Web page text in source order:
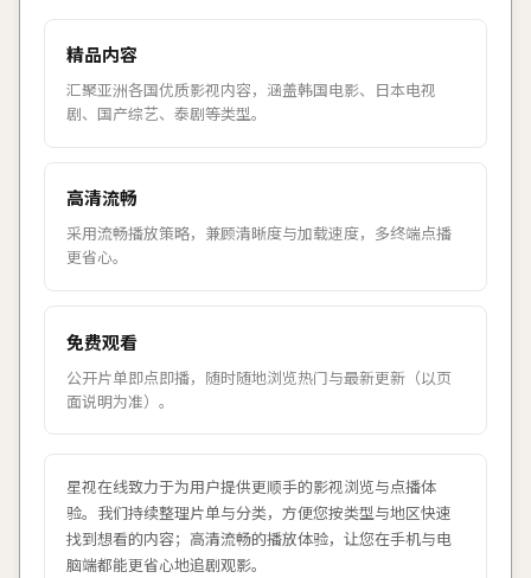
精品内容
汇聚亚洲各国优质影视内容，涵盖韩国电影、日本电视
剧、国产综艺、泰剧等类型。
高清流畅
采用流畅播放策略，兼顾清晰度与加载速度，多终端点播
更省心。
免费观看
公开片单即点即播，随时随地浏览热门与最新更新（以页
面说明为准）。
星视在线致力于为用户提供更顺手的影视浏览与点播体
验。我们持续整理片单与分类，方便您按类型与地区快速
找到想看的内容；高清流畅的播放体验，让您在手机与电
脑端都能更省心地追剧观影。